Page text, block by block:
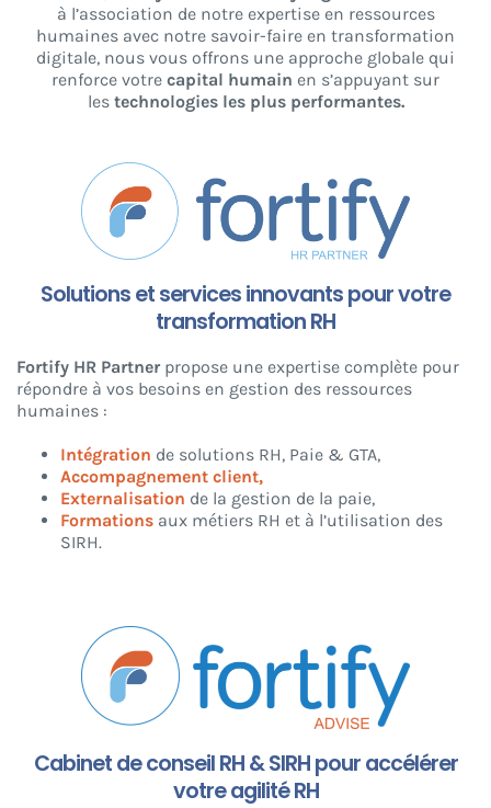
à l’association de notre expertise en ressources
humaines avec notre savoir-faire en transformation
digitale, nous vous offrons une approche globale qui
renforce votre capital humain en s’appuyant sur
les technologies les plus performantes.
Solutions et services innovants pour votre
transformation RH
Fortify HR Partnerpropose une expertise complète pour
répondre à vos besoins en gestion des ressources
humaines :
Intégration de solutions RH, Paie & GTA,
Accompagnement client,
Externalisation de la gestion de la paie,
Formations aux métiers RH et à l’utilisation des
SIRH.
Cabinet de conseil RH & SIRH pour accélérer
votre agilité RH